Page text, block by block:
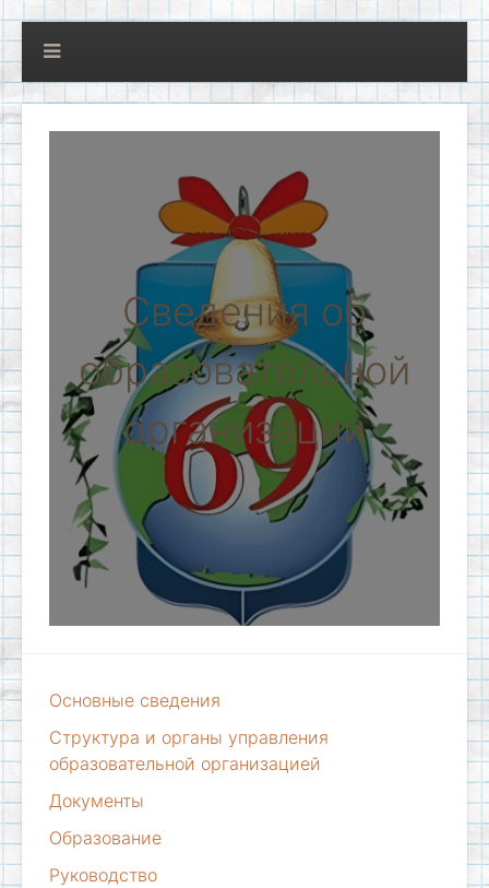
Сведения об
образовательной
организации
Основные сведения
Структура и органы управления
образовательной организацией
Документы
Образование
Руководство